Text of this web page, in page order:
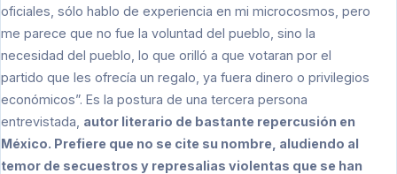
oficiales, sólo hablo de experiencia en mi microcosmos, pero
me parece que no fue la voluntad del pueblo, sino la
necesidad del pueblo, lo que orilló a que votaran por el
partido que les ofrecía un regalo, ya fuera dinero o privilegios
económicos”. Es la postura de una tercera persona
entrevistada, autor literario de bastante repercusión en
México. Prefiere que no se cite su nombre, aludiendo al
temor de secuestros y represalias violentas que se han